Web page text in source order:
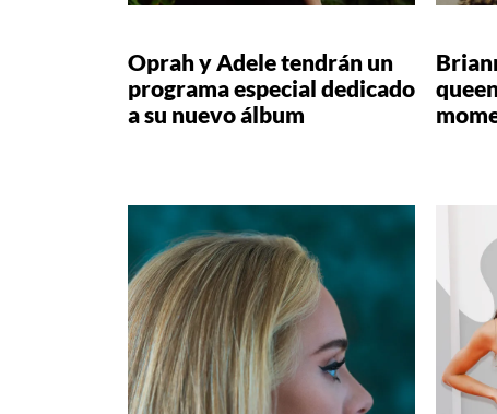
Oprah y Adele tendrán un
programa especial dedicado
a su nuevo álbum